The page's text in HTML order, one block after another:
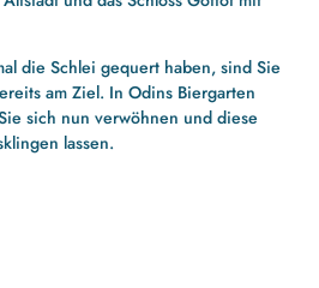
die Schlei gequert haben, sind Sie
am Ziel. In Odins Biergarten
sich nun verwöhnen und diese
lassen.